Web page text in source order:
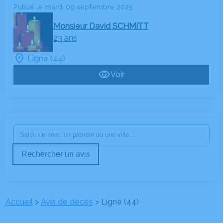
Publié le mardi 09 septembre 2025
Monsieur David SCHMITT
23 ans
Ligne (44)
Voir
Rechercher un avis
Accueil >Avis de décès > Ligné (44)